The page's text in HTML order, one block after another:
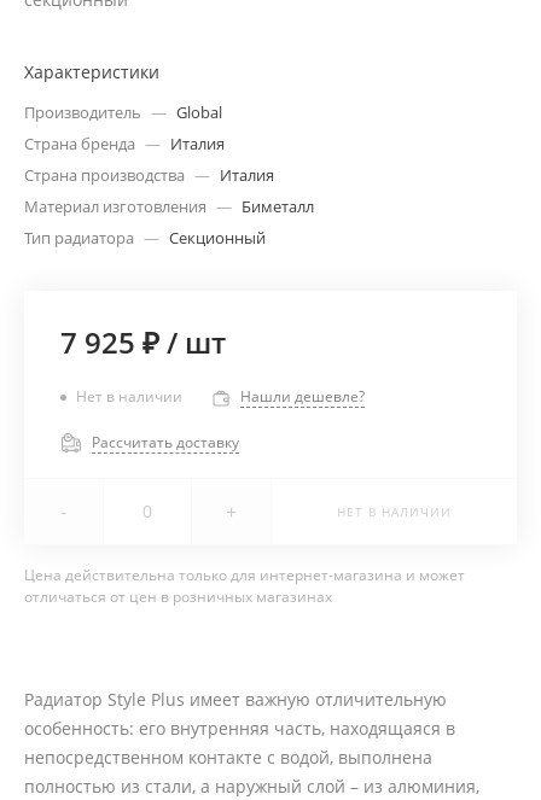
Характеристики
Производитель — Global
Страна бренда — Италия
Страна производства — Италия
Материал изготовления — Биметалл
Тип радиатора — Секционный
7 925 ₽/ шт
Нет в наличии Нашли дешевле?
Рассчитать доставку
- + НЕТ В НАЛИЧИИ
Цена действительна только для интернет-магазина и может
отличаться от цен в розничных магазинах
Радиатор Style Plus имеет важную отличительную
особенность: его внутренняя часть, находящаяся в
непосредственном контакте с водой, выполнена
полностью из стали, а наружный слой – из алюминия,